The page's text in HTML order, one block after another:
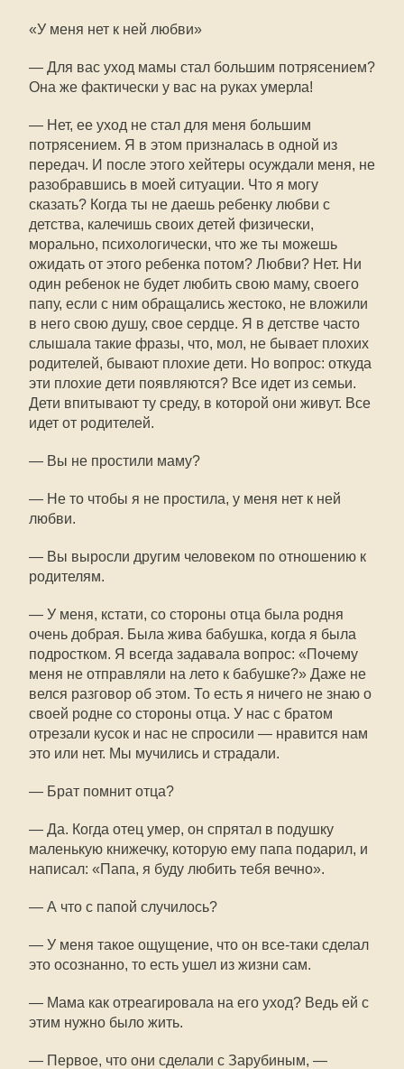
«У меня нет к ней любви»
— Для вас уход мамы стал большим потрясением?
Она же фактически у вас на руках умерла!
— Нет, ее уход не стал для меня большим
потрясением. Я в этом призналась в одной из
передач. И после этого хейтеры осуждали меня, не
разобравшись в моей ситуации. Что я могу
сказать? Когда ты не даешь ребенку любви с
детства, калечишь своих детей физически,
морально, психологически, что же ты можешь
ожидать от этого ребенка потом? Любви? Нет. Ни
один ребенок не будет любить свою маму, своего
папу, если с ним обращались жестоко, не вложили
в него свою душу, свое сердце. Я в детстве часто
слышала такие фразы, что, мол, не бывает плохих
родителей, бывают плохие дети. Но вопрос: откуда
эти плохие дети появляются? Все идет из семьи.
Дети впитывают ту среду, в которой они живут. Все
идет от родителей.
— Вы не простили маму?
— Не то чтобы я не простила, у меня нет к ней
любви.
— Вы выросли другим человеком по отношению к
родителям.
— У меня, кстати, со стороны отца была родня
очень добрая. Была жива бабушка, когда я была
подростком. Я всегда задавала вопрос: «Почему
меня не отправляли на лето к бабушке?» Даже не
велся разговор об этом. То есть я ничего не знаю о
своей родне со стороны отца. У нас с братом
отрезали кусок и нас не спросили — нравится нам
это или нет. Мы мучились и страдали.
— Брат помнит отца?
— Да. Когда отец умер, он спрятал в подушку
маленькую книжечку, которую ему папа подарил, и
написал: «Папа, я буду любить тебя вечно».
— А что с папой случилось?
— У меня такое ощущение, что он все-таки сделал
это осознанно, то есть ушел из жизни сам.
— Мама как отреагировала на его уход? Ведь ей с
этим нужно было жить.
— Первое, что они сделали с Зарубиным, —